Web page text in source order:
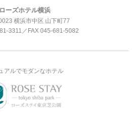
ローズホテル横浜
横浜市中区 山下町77
3311 ／FAX 045-681-5082
アルでモダンなホテル